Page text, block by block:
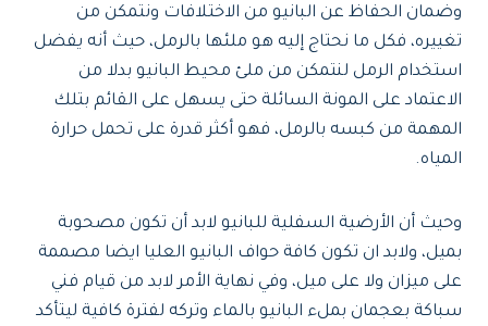
وضمان الحفاظ عن البانيو من الاختلافات ونتمكن من
تغييره، فكل ما نحتاج إليه هو ملئها بالرمل، حيث أنه يفضل
استخدام الرمل لنتمكن من ملئ محيط البانيو بدلا من
الاعتماد على المونة السائلة حتى يسهل على القائم بتلك
المهمة من كبسه بالرمل، فهو أكثر قدرة على تحمل حرارة
المياه.
وحيث أن الأرضية السفلية للبانيو لابد أن تكون مصحوبة
بميل، ولابد ان تكون كافة حواف البانيو العليا ايضا مصممة
على ميزان ولا على ميل، وفي نهاية الأمر لابد من قيام فني
سباكة بعجمان بملء البانيو بالماء وتركه لفترة كافية ليتأكد